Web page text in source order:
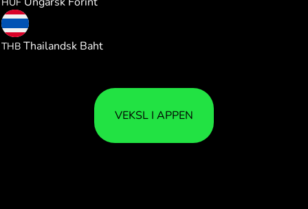
THB Thailandsk Baht
VEKSL I APPEN